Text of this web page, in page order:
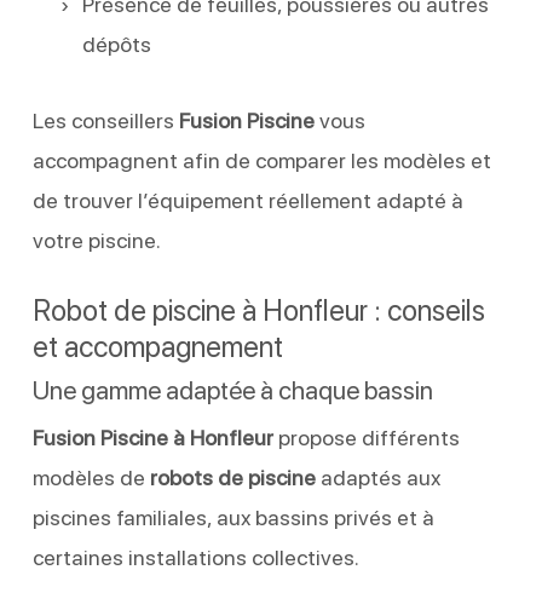
dépôts
Les conseillers Fusion Piscinevous
accompagnent afin de comparer les modèles et
de trouver l’équipement réellement adapté à
votre piscine.
Robot de piscine à Honfleur : conseils
et accompagnement
Une gamme adaptée à chaque bassin
Fusion Piscine à Honfleurpropose différents
modèles de robots de piscineadaptés aux
piscines familiales, aux bassins privés et à
certaines installations collectives.